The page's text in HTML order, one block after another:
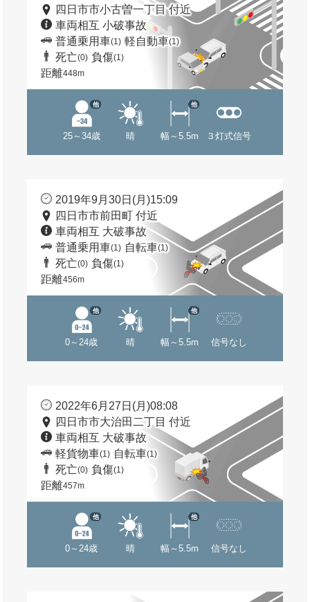
四日市市小古曽一丁目 付近
車両相互 小破事故
普通乗用車(1) 軽自動車(1)
死亡(0) 負傷(1)
距離448m
25～34歳
他
晴 幅～5.5m
他
３灯式信号
2019年9月30日(月)15:09
四日市市前田町 付近
車両相互 大破事故
普通乗用車(1) 自転車(1)
死亡(0) 負傷(1)
距離456m
0～24歳
他
晴 幅～5.5m
他
信号なし
2022年6月27日(月)08:08
四日市市大治田二丁目 付近
車両相互 大破事故
軽貨物車(1) 自転車(1)
死亡(0) 負傷(1)
距離457m
0～24歳
他
晴 幅～5.5m
他
信号なし